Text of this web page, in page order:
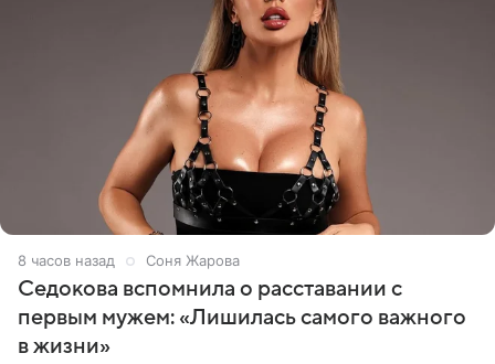
8 часов назад Соня Жарова
Седокова вспомнила о расставании с
первым мужем: «Лишилась самого важного
в жизни»